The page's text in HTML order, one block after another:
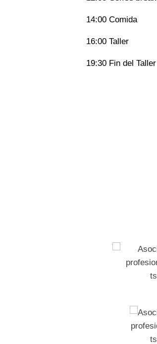
14:00 Comida
16:00 Taller
19:30 Fin del Taller